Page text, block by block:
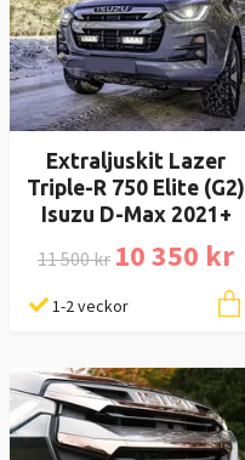
Extraljuskit Lazer
Triple-R 750 Elite (G2)
Isuzu D-Max 2021+
11 500 kr 10 350 kr
1-2 veckor